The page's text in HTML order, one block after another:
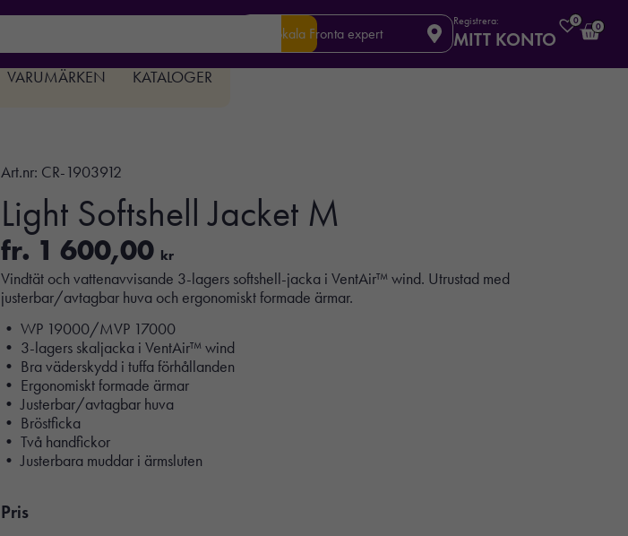
Din lokala Fronta expert
Registrera:
MITT KONTO
0
0
VARUMÄRKEN KATALOGER
Art.nr: CR-1903912
Light Softshell Jacket M
fr. 1 600,00 kr
Vindtät och vattenavvisande 3-lagers softshell-jacka i VentAir™ wind. Utrustad med
justerbar/avtagbar huva och ergonomiskt formade ärmar.
• WP 19000/MVP 17000
• 3-lagers skaljacka i VentAir™ wind
• Bra väderskydd i tuffa förhållanden
• Ergonomiskt formade ärmar
• Justerbar/avtagbar huva
• Bröstficka
• Två handfickor
• Justerbara muddar i ärmsluten
Pris